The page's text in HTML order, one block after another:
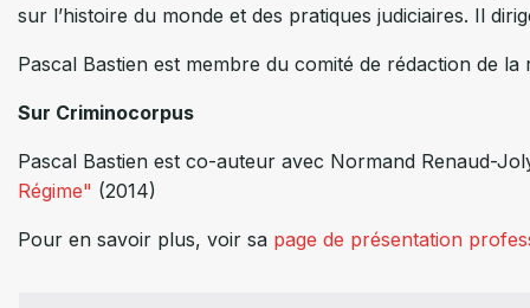
sur l’histoire du monde et des pratiques judiciaires. Il
Pascal Bastien est membre du comité de rédaction de
Sur Criminocorpus
Pascal Bastien est co-auteur avec Normand Renaud-
Régime" (2014)
Pour en savoir plus, voir sa page de présentation